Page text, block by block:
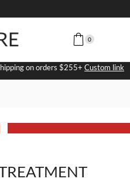
0
$255+Custom link